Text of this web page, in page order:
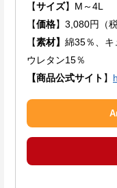
【サイズ】M～4L
【価格】3,080円（税
【素材】 綿35％、キ
ウレタン15％
【商品公式サイト 】